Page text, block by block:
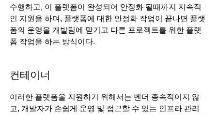
수행하고, 이 플랫폼이 완성되어 안정화 될때까지 지속적
인 지원을 하며, 플랫폼에 대한 안정화 작업이 끝나면 플랫
폼의 운영을 개발팀에 맏기고 다른 프로젝트를 위한 플랫
폼 작업을 하는 방식이다.
컨테이너
이러한 플랫폼을 지원하기 위해서는 벤더 종속적이지 않
고, 개발자가 손쉽게 운영 및 접근할 수 있는 인프라 관리